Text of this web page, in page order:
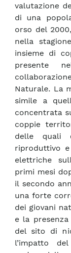
valutazione
di una
orso del
nella
insieme di
presente
Naturale. La
simile a
concentrata
coppie
delle quali
riproduttivo
elettriche
primi mesi
il secondo
una forte
dei giovani
e la
del sito di
l’impatto